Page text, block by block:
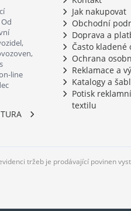
line
Jak nakupovat
Obchodní
Doprava a
Často kladené
Ochrana
Reklamace a
Katalogy a
Potisk
textilu
tržeb je prodávající povinen